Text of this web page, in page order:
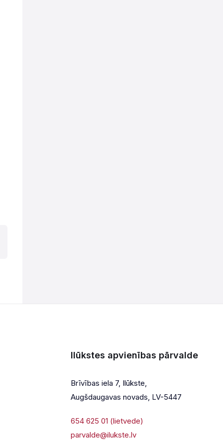
Ilūkstes apvienības pārvalde
Brīvības iela 7, Ilūkste,
Augšdaugavas novads, LV-5447
654 625 01 (lietvede)
parvalde@ilukste.lv